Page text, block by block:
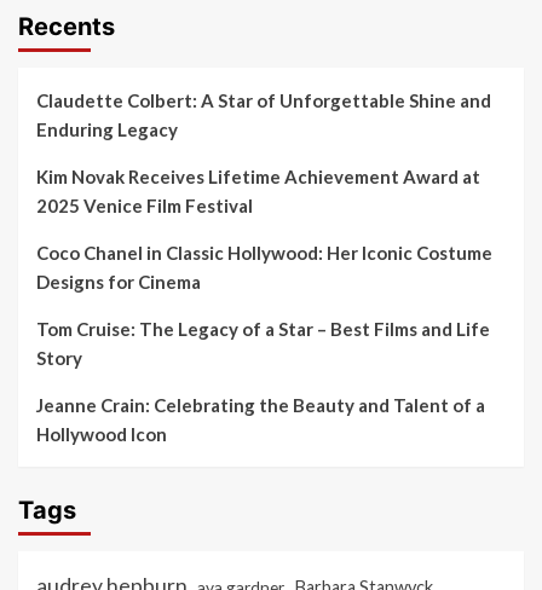
Recents
Claudette Colbert: A Star of Unforgettable Shine and
Enduring Legacy
Kim Novak Receives Lifetime Achievement Award at
2025 Venice Film Festival
Coco Chanel in Classic Hollywood: Her Iconic Costume
Designs for Cinema
Tom Cruise: The Legacy of a Star – Best Films and Life
Story
Jeanne Crain: Celebrating the Beauty and Talent of a
Hollywood Icon
Tags